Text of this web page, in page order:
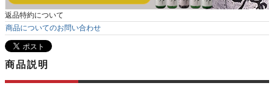
返品特約について
商品についてのお問い合わせ
商品説明